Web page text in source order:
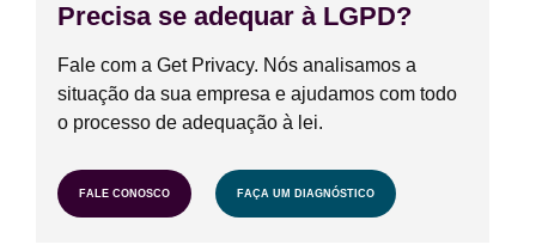
Precisa se adequar à LGPD?
Fale com a Get Privacy. Nós analisamos a
situação da sua empresa e ajudamos com todo
o processo de adequação à lei.
FALE CONOSCO FAÇA UM DIAGNÓSTICO